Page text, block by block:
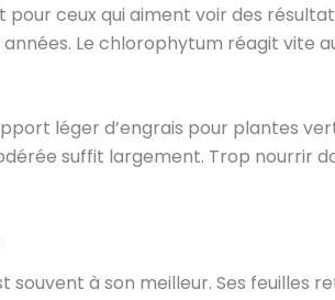
pour ceux qui aiment voir des
Le chlorophytum réagit vite
léger d’engrais pour plantes
suffit largement. Trop nourrir
souvent à son meilleur. Ses